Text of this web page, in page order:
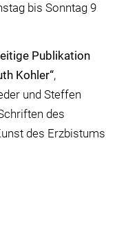
bis Sonntag 9
Publikation
Kohler“,
und Steffen
des
des Erzbistums